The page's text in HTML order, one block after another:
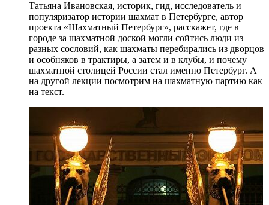
Татьяна Ивановская, историк, гид, исследователь и
популяризатор истории шахмат в Петербурге, автор
проекта «Шахматный Петербург», расскажет, где в
городе за шахматной доской могли сойтись люди из
разных сословий, как шахматы перебирались из дворцов
и особняков в трактиры, а затем и в клубы, и почему
шахматной столицей России стал именно Петербург. А
на другой лекции посмотрим на шахматную партию как
на текст.